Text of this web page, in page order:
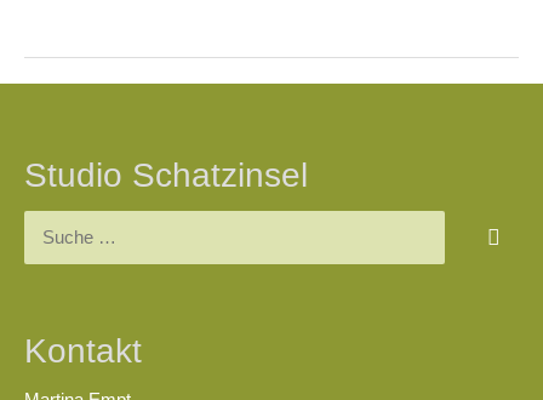
Studio Schatzinsel
Kontakt